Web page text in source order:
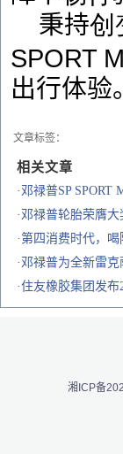
秉持创
SPORT
出行体验。
文章标签：
相关文章
·邓禄普SP
·邓禄普轮胎荣膺
·第四消费时代，
·邓禄普为全新雷
·住友橡胶集团发
湘ICP备